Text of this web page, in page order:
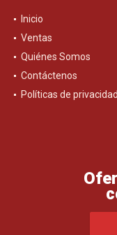
Inicio
Ventas
Quiénes Somos
Contáctenos
Políticas de privacidad